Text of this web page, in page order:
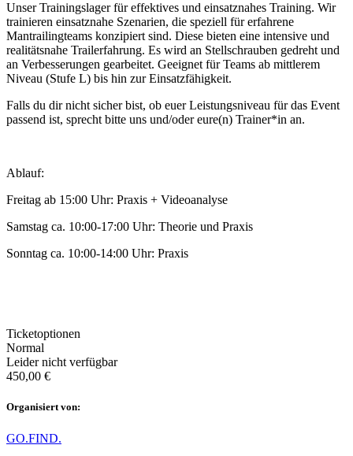
Unser Trainingslager für effektives und einsatznahes Training. Wir
trainieren einsatznahe Szenarien, die speziell für erfahrene
Mantrailingteams konzipiert sind. Diese bieten eine intensive und
realitätsnahe Trailerfahrung. Es wird an Stellschrauben gedreht und
an Verbesserungen gearbeitet. Geeignet für Teams ab mittlerem
Niveau (Stufe L) bis hin zur Einsatzfähigkeit.
Falls du dir nicht sicher bist, ob euer Leistungsniveau für das Event
passend ist, sprecht bitte uns und/oder eure(n) Trainer*in an.
Ablauf:
Freitag ab 15:00 Uhr: Praxis + Videoanalyse
Samstag ca. 10:00-17:00 Uhr: Theorie und Praxis
Sonntag ca. 10:00-14:00 Uhr: Praxis
Ticketoptionen
Normal
Leider nicht verfügbar
450,00 €
Organisiert von:
GO.FIND.